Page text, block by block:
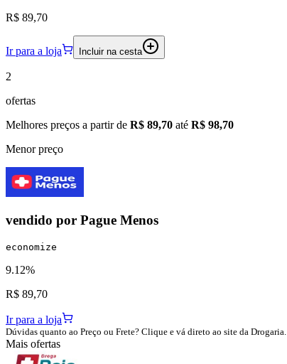
R$ 89,70
Ir para a loja Incluir na cesta
2
ofertas
Melhores preços a partir de R$ 89,70 até R$ 98,70
Menor preço
vendido por Pague Menos
economize
9.12%
R$ 89,70
Ir para a loja
Dúvidas quanto ao Preço ou Frete? Clique e vá direto ao site da Drogaria.
Mais ofertas